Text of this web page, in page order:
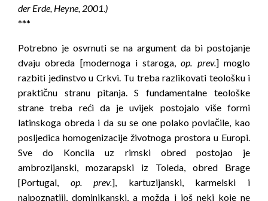
der Erde, Heyne, 2001.)
***
Potrebno je osvrnuti se na argument da bi postojanje
dvaju obreda [modernoga i staroga,op. prev.] moglo
razbiti jedinstvo u Crkvi. Tu treba razlikovati teološku i
praktičnu stranu pitanja. S fundamentalne teološke
strane treba reći da je uvijek postojalo više formi
latinskoga obreda i da su se one polako povlačile, kao
posljedica homogenizacije životnoga prostora u Europi.
Sve do Koncila uz rimski obred postojao je
ambrozijanski, mozarapski iz Toleda, obred Brage
[Portugal, op. prev.], kartuzijanski, karmelski i
najpoznatiji, dominikanski, a možda i još neki koje ne